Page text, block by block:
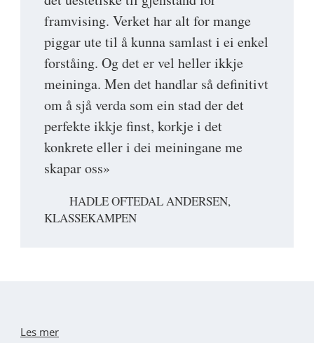
framvising. Verket har alt for mange
piggar ute til å kunna samlast i ei enkel
forståing. Og det er vel heller ikkje
meininga. Men det handlar så definitivt
om å sjå verda som ein stad der det
perfekte ikkje finst, korkje i det
konkrete eller i dei meiningane me
skapar oss»
HADLE OFTEDAL ANDERSEN,
KLASSEKAMPEN
Les mer